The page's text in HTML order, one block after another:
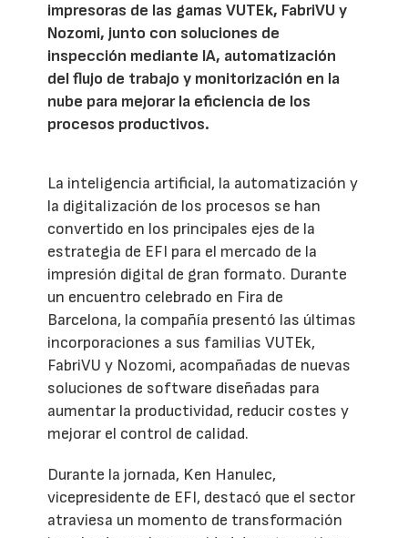
impresoras de las gamas VUTEk, FabriVU y
Nozomi, junto con soluciones de
inspección mediante IA, automatización
del flujo de trabajo y monitorización en la
nube para mejorar la eficiencia de los
procesos productivos.
La inteligencia artificial, la automatización y
la digitalización de los procesos se han
convertido en los principales ejes de la
estrategia de EFI para el mercado de la
impresión digital de gran formato. Durante
un encuentro celebrado en Fira de
Barcelona, la compañía presentó las últimas
incorporaciones a sus familias VUTEk,
FabriVU y Nozomi, acompañadas de nuevas
soluciones de software diseñadas para
aumentar la productividad, reducir costes y
mejorar el control de calidad.
Durante la jornada, Ken Hanulec,
vicepresidente de EFI, destacó que el sector
atraviesa un momento de transformación